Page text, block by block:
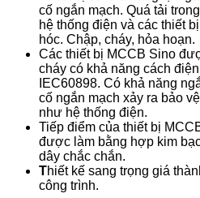
cố ngắn mạch. Quá tải
hệ thống điện và các thiết
hóc. Chập, cháy, hỏa hoạn.
Các thiết bị MCCB Sino
cháy có khả năng cách
IEC60898. Có khả năng
cố ngắn mạch xảy ra bảo
như hệ thống điện.
Tiếp điểm của thiết bị
được làm bằng hợp kim
dây chắc chắn.
Thiết kế sang trọng giá
công trình.